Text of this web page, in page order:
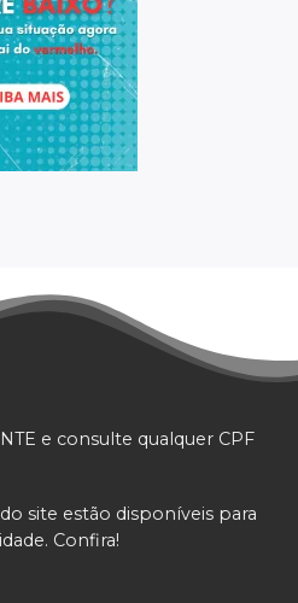
e consulte qualquer CPF
site estão disponíveis para
Confira!